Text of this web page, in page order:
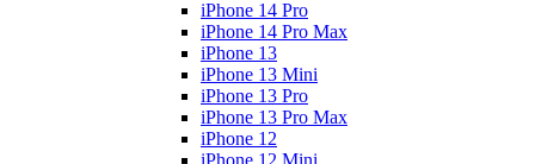
iPhone 14 Pro
iPhone 14 Pro Max
iPhone 13
iPhone 13 Mini
iPhone 13 Pro
iPhone 13 Pro Max
iPhone 12
iPhone 12 Mini